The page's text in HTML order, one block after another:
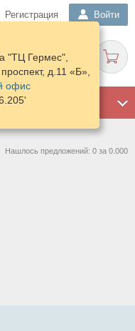
Регистрация Войти
"ТЦ Гермес",
д.11 «Б»,
офис
Нашлось предложений: 0 за 0.000